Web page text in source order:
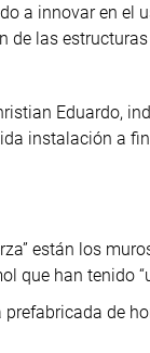
a innovar en el
de las
Eduardo,
instalación a
están los
que han tenido
de